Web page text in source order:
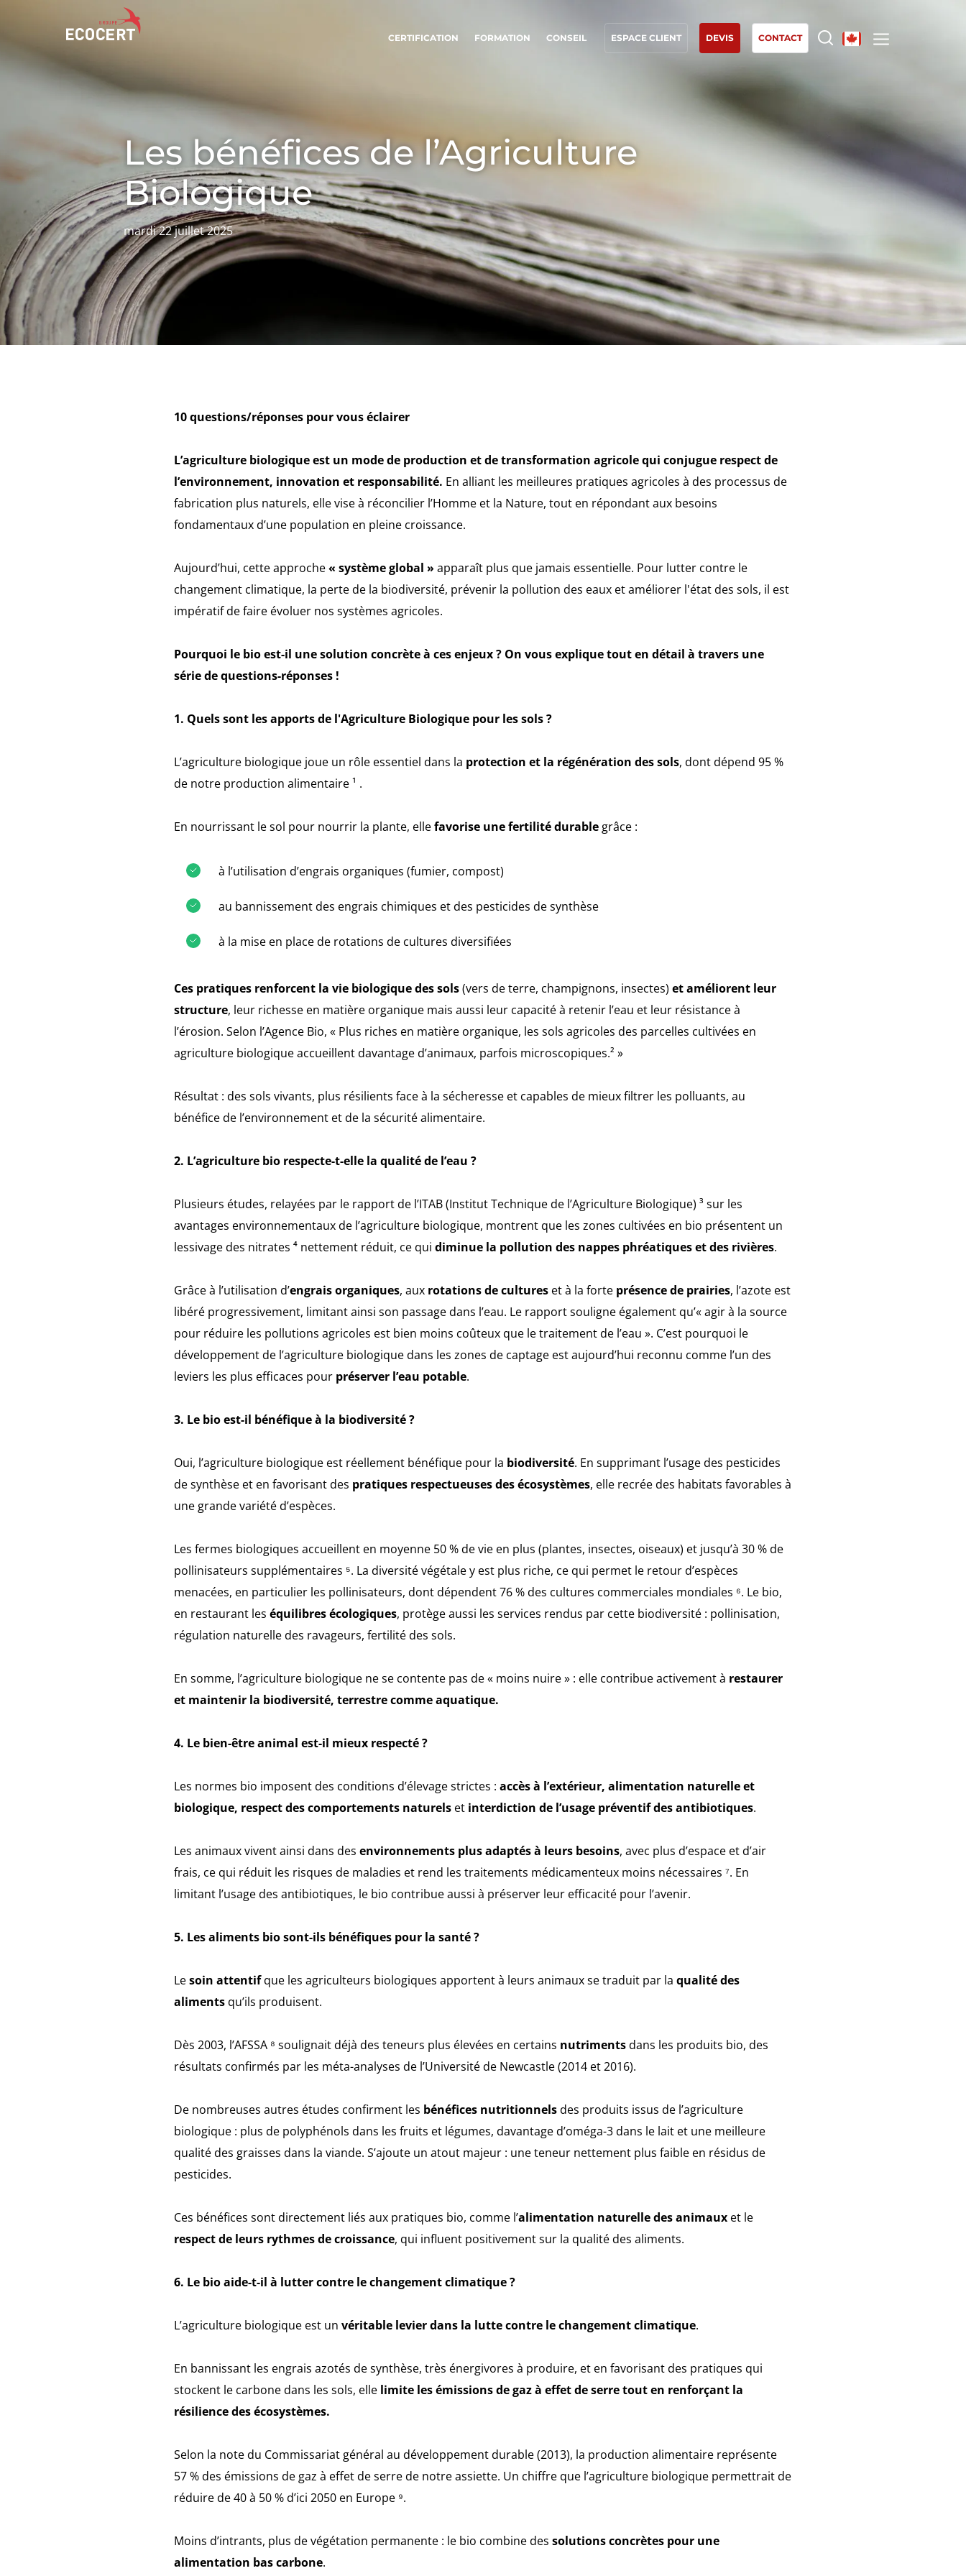
CERTIFICATION FORMATION CONSEIL ESPACE CLIENT DEVIS CONTACT
Formation
ECOCERT
Actualités
Carrières
Progresser avec nos équipes
S’investir pour notre environnement
Innover avec notre écosystème
Cosmétique
Produits de la maison
Matériaux durables
Agrofourniture
Agriculture biologique
Biodiversité et changement climatique
Allégations environnementales
Les bénéfices de l’Agriculture
Biologique
mardi 22 juillet 2025
10 questions/réponses pour vous éclairer
L’agriculture biologique est un mode de production et de transformation agricole qui conjugue respect de
l’environnement, innovation et responsabilité. En alliant les meilleures pratiques agricoles à des processus de
fabrication plus naturels, elle vise à réconcilier l’Homme et la Nature, tout en répondant aux besoins
fondamentaux d’une population en pleine croissance.
Aujourd’hui, cette approche« système global » apparaît plus que jamais essentielle. Pour lutter contre le
changement climatique, la perte de la biodiversité, prévenir la pollution des eaux et améliorer l'état des sols, il est
impératif de faire évoluer nos systèmes agricoles.
Pourquoi le bio est-il une solution concrète à ces enjeux ? On vous explique tout en détail à travers une
série de questions-réponses !
1. Quels sont les apports de l'Agriculture Biologique pour les sols ?
L’agriculture biologique joue un rôle essentiel dans la protection et la régénération des sols, dont dépend 95 %
de notre production alimentaire ¹ .
En nourrissant le sol pour nourrir la plante, ellefavorise une fertilité durable grâce :
à l’utilisation d’engrais organiques (fumier, compost)
au bannissement des engrais chimiques et des pesticides de synthèse
à la mise en place de rotations de cultures diversifiées
Ces pratiques renforcent la vie biologique des sols(vers de terre, champignons, insectes) et améliorent leur
structure, leur richesse en matière organique mais aussi leur capacité à retenir l’eau et leur résistance à
l’érosion. Selon l’Agence Bio, « Plus riches en matière organique, les sols agricoles des parcelles cultivées en
agriculture biologique accueillent davantage d’animaux, parfois microscopiques.² »
Résultat : des sols vivants, plus résilients face à la sécheresse et capables de mieux filtrer les polluants, au
bénéfice de l’environnement et de la sécurité alimentaire.
2. L’agriculture bio respecte-t-elle la qualité de l’eau ?
Plusieurs études, relayées par le rapport de l’ITAB (Institut Technique de l’Agriculture Biologique) ³ sur les
avantages environnementaux de l’agriculture biologique, montrent que les zones cultivées en bio présentent un
lessivage des nitrates ⁴ nettement réduit, ce qui diminue la pollution des nappes phréatiques et des rivières.
Grâce à l’utilisation d’engrais organiques, aux rotations de cultures et à la forte présence de prairies, l’azote est
libéré progressivement, limitant ainsi son passage dans l’eau. Le rapport souligne également qu’« agir à la source
pour réduire les pollutions agricoles est bien moins coûteux que le traitement de l’eau ». C’est pourquoi le
développement de l’agriculture biologique dans les zones de captage est aujourd’hui reconnu comme l’un des
leviers les plus efficaces pour préserver l’eau potable.
3. Le bio est-il bénéfique à la biodiversité ?
Oui, l’agriculture biologique est réellement bénéfique pour la biodiversité. En supprimant l’usage des pesticides
de synthèse et en favorisant des pratiques respectueuses des écosystèmes, elle recrée des habitats favorables à
une grande variété d’espèces.
Les fermes biologiques accueillent en moyenne 50 % de vie en plus (plantes, insectes, oiseaux) et jusqu’à 30 % de
pollinisateurs supplémentaires ⁵. La diversité végétale y est plus riche, ce qui permet le retour d’espèces
menacées, en particulier les pollinisateurs, dont dépendent 76 % des cultures commerciales mondiales ⁶. Le bio,
en restaurant les équilibres écologiques, protège aussi les services rendus par cette biodiversité : pollinisation,
régulation naturelle des ravageurs, fertilité des sols.
En somme, l’agriculture biologique ne se contente pas de « moins nuire » : elle contribue activement à restaurer
et maintenir la biodiversité, terrestre comme aquatique.
4. Le bien-être animal est-il mieux respecté ?
Les normes bio imposent des conditions d’élevage strictes : accès à l’extérieur, alimentation naturelle et
biologique, respect des comportements naturels et interdiction de l’usage préventif des antibiotiques.
Les animaux vivent ainsi dans des environnements plus adaptés à leurs besoins, avec plus d’espace et d’air
frais, ce qui réduit les risques de maladies et rend les traitements médicamenteux moins nécessaires ⁷. En
limitant l’usage des antibiotiques, le bio contribue aussi à préserver leur efficacité pour l’avenir.
5. Les aliments bio sont-ils bénéfiques pour la santé ?
Lesoin attentifque les agriculteurs biologiques apportent à leurs animaux se traduit par la qualité des
aliments qu’ils produisent.
Dès 2003, l’AFSSA ⁸ soulignait déjà des teneurs plus élevées en certains nutrimentsdans les produits bio, des
résultats confirmés par les méta-analyses de l’Université de Newcastle (2014 et 2016).
De nombreuses autres études confirment les bénéfices nutritionnelsdes produits issus de l’agriculture
biologique : plus de polyphénols dans les fruits et légumes, davantage d’oméga-3 dans le lait et une meilleure
qualité des graisses dans la viande. S’ajoute un atout majeur : une teneur nettement plus faible en résidus de
pesticides.
Ces bénéfices sont directement liés aux pratiques bio, comme l’alimentation naturelle des animaux et le
respect de leurs rythmes de croissance, qui influent positivement sur la qualité des aliments.
6. Le bio aide-t-il à lutter contre le changement climatique ?
L’agriculture biologique est un véritable levier dans la lutte contre le changement climatique.
En bannissant les engrais azotés de synthèse, très énergivores à produire, et en favorisant des pratiques qui
stockent le carbone dans les sols, elle limite les émissions de gaz à effet de serre tout en renforçant la
résilience des écosystèmes.
Selon la note du Commissariat général au développement durable (2013), la production alimentaire représente
57 % des émissions de gaz à effet de serre de notre assiette. Un chiffre que l’agriculture biologique permettrait de
réduire de 40 à 50 % d’ici 2050 en Europe ⁹.
Moins d’intrants, plus de végétation permanente : le bio combine des solutions concrètes pour une
alimentation bas carbone.